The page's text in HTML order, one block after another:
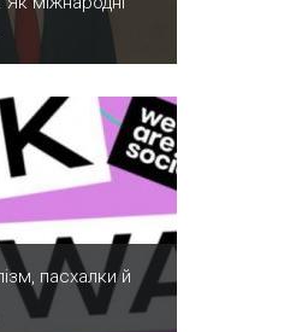
пасхалки й